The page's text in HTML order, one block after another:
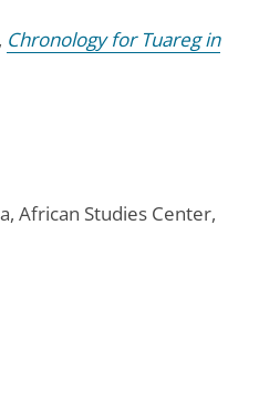
Chronology for Tuareg in
African Studies Center,